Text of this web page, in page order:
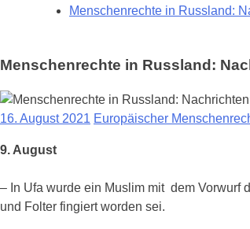
Menschenrechte in Russland:
Menschenrechte in Russland:
16. August 2021 Europäischer
9. August
– In Ufa wurde ein Muslim mit dem Vorwurf
und Folter fingiert worden sei.